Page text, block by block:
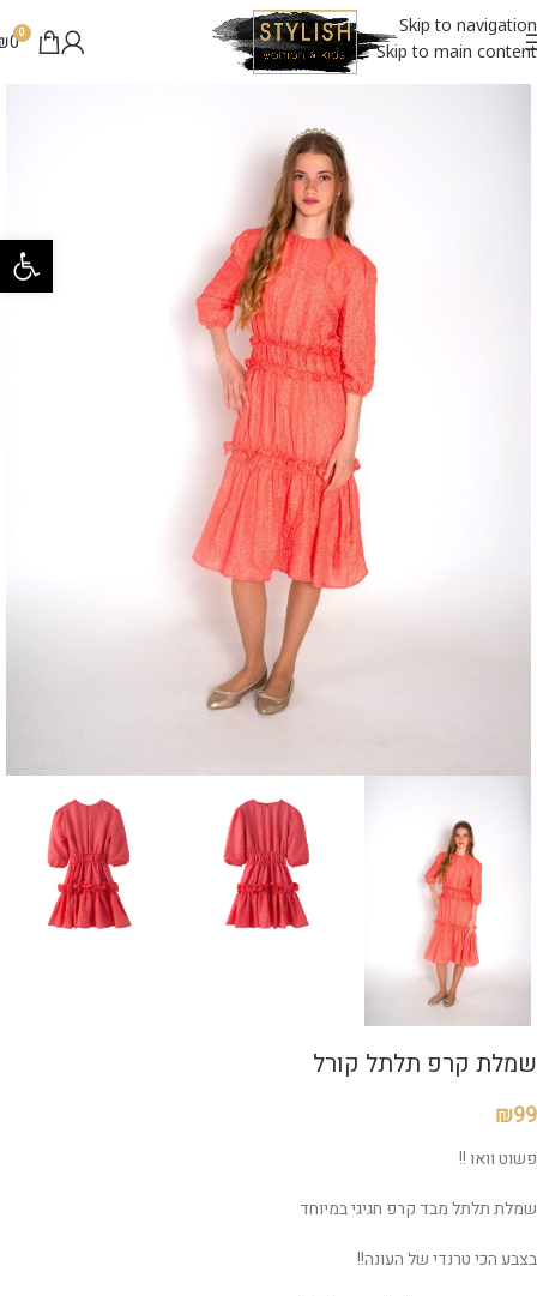
Skip to navigation
Skip to main content
0
0
שמלת קרפ תלתל קורל
₪99
פשוט וואו !!
שמלת תלתל מבד קרפ חגיגי במיוחד
בצבע הכי טרנדי של העונה!!
פתח